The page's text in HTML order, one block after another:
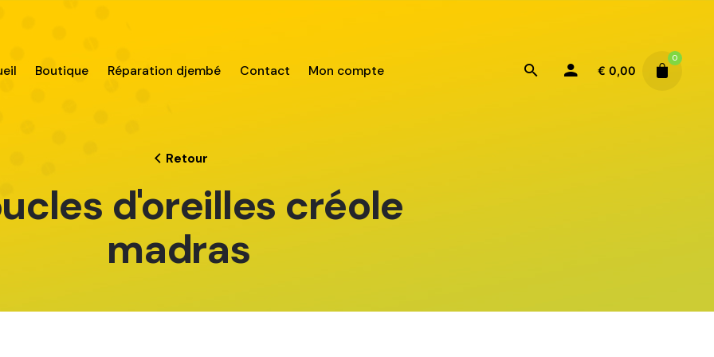
Boutique Réparation djembé Contact Mon compte € 0,00
0
Retour
d'oreilles créole
madras